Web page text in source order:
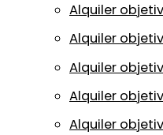
Alquiler
Alquiler
Alquiler
Alquiler
Alquiler